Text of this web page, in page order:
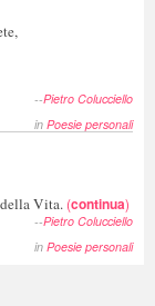
--Pietro Colucciello
in Poesie personali
Vita. (continua)
--Pietro Colucciello
in Poesie personali